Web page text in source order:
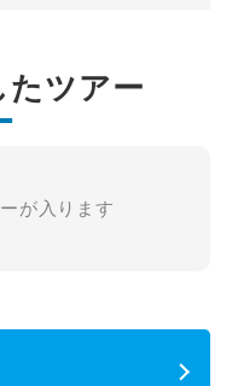
たツアー
が入ります